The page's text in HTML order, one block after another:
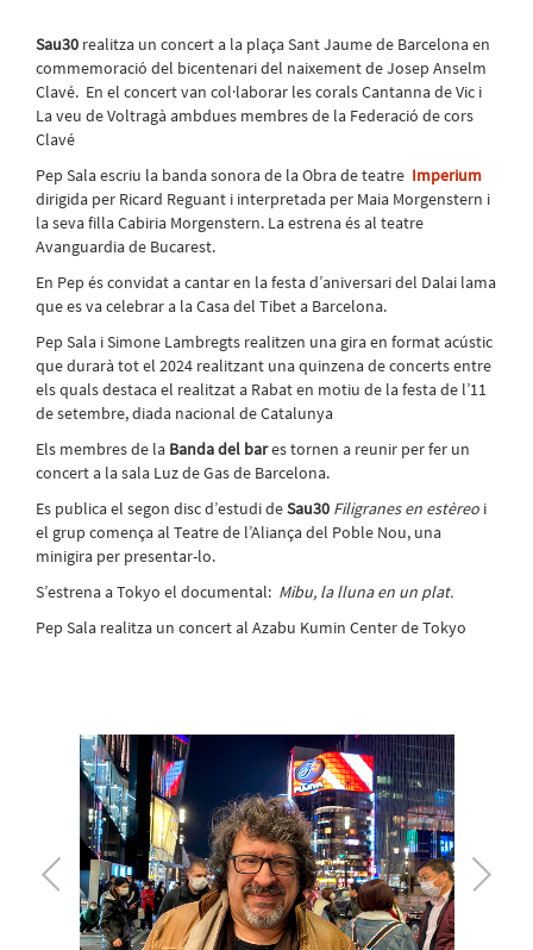
Sau30 realitza un concert a la plaça Sant Jaume de Barcelona en
commemoració del bicentenari del naixement de Josep Anselm
Clavé. En el concert van col·laborar les corals Cantanna de Vic i
La veu de Voltragà ambdues membres de la Federació de cors
Clavé
Pep Sala escriu la banda sonora de la Obra de teatre Imperium
dirigida per Ricard Reguant i interpretada per Maia Morgenstern i
la seva filla Cabiria Morgenstern. La estrena és al teatre
Avanguardia de Bucarest.
En Pep és convidat a cantar en la festa d’aniversari del Dalai lama
que es va celebrar a la Casa del Tibet a Barcelona.
Pep Sala i Simone Lambregts realitzen una gira en format acústic
que durarà tot el 2024 realitzant una quinzena de concerts entre
els quals destaca el realitzat a Rabat en motiu de la festa de l’11
de setembre, diada nacional de Catalunya
Els membres de la Banda del bares tornen a reunir per fer un
concert a la sala Luz de Gas de Barcelona.
Es publica el segon disc d’estudi deSau30 Filigranes en estèreo i
el grup comença al Teatre de l’Aliança del Poble Nou, una
minigira per presentar-lo.
S’estrena a Tokyo el documental: Mibu, la lluna en un plat.
Pep Sala realitza un concert al Azabu Kumin Center de Tokyo